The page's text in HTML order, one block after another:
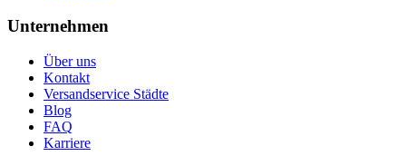
Unternehmen
Über uns
Kontakt
Versandservice Städte
Blog
FAQ
Karriere